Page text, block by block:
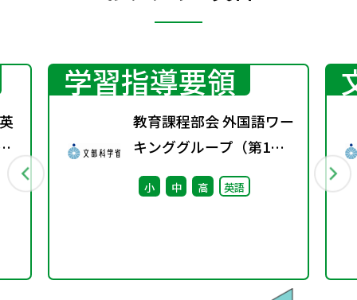
学習指導要領
教育課程部会 外国語ワー
キンググループ（第1
回） 配付資料
小 中 高 英語